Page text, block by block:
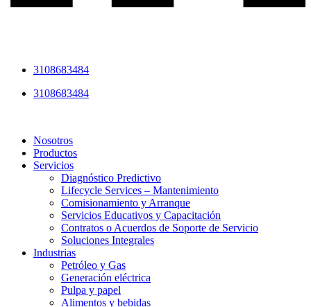
3108683484
3108683484
Nosotros
Productos
Servicios
Diagnóstico Predictivo
Lifecycle Services – Mantenimiento
Comisionamiento y Arranque
Servicios Educativos y Capacitación
Contratos o Acuerdos de Soporte de Servicio
Soluciones Integrales
Industrias
Petróleo y Gas
Generación eléctrica
Pulpa y papel
Alimentos y bebidas